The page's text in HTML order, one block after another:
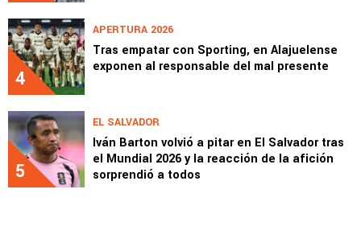
4
APERTURA 2026
Tras empatar con Sporting, en Alajuelense
exponen al responsable del mal presente
5
EL SALVADOR
Iván Barton volvió a pitar en El Salvador tras
el Mundial 2026 y la reacción de la afición
sorprendió a todos